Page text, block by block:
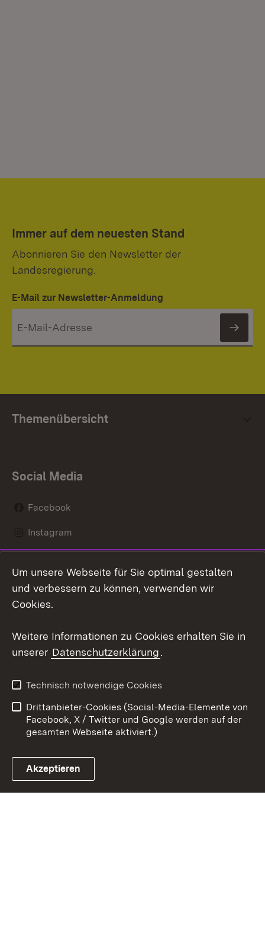
Immer auf dem neuesten Stand
Abonnieren Sie den Newsletter der
Landesregierung.
E-Mail zur Newsletter-Anmeldung
Themenübersicht
Social Media
Facebook
Instagram
Mastodon
Youtube
Link zum Landesportal
Kontakt
Datenschutz
Barrierefreiheit
Impressum Cookies
Um unsere Webseite für Sie optimal gestalten
und verbessern zu können, verwenden wir
Cookies.
Weitere Informationen zu Cookies erhalten Sie in
unserer Datenschutzerklärung.
Technisch notwendige Cookies
Drittanbieter-Cookies (Social-Media-Elemente von
Facebook, X / Twitter und Google werden auf der
gesamten Webseite aktiviert.)
Akzeptieren